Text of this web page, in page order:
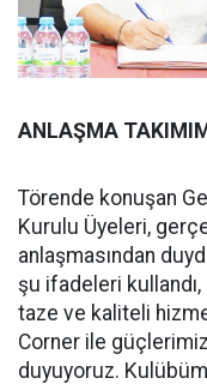
ANLAŞMA
Törende konuşan
Kurulu Üyeleri,
anlaşmasından
şu ifadeleri
taze ve kaliteli
Corner ile
duyuyoruz.